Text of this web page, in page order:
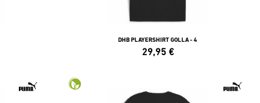
DHB PLAYERSHIRT GOLLA - 4
29,95 €